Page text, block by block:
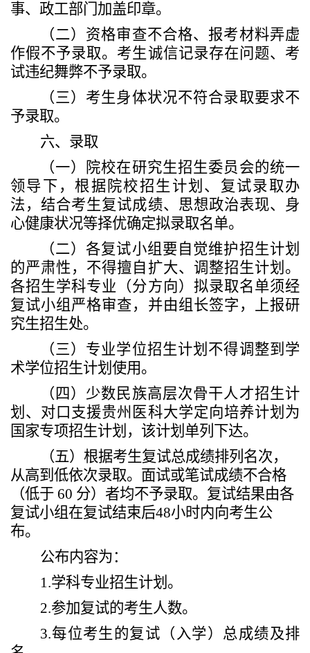
事、政工部门加盖印章。
（二） 资格审查不合格、报考材料弄虚
作假不予录取。考生诚信记录存在问题、考
试违纪舞弊不予录取。
（三） 考生身体状况不符合录取要求不
予录取。
六、录取
（一）
院校在研究生招生委员会的统一
领导下，根据院校招生计划、复试录取办
法 ，结合考生复试成绩、思想政治表现、身
心健康状况等择优确定拟录取名单。
（二）各复试小组 要自觉维护招生计划
的严肃性，不得擅自扩大、调整招生计划。
各招生学科专业 （分方向） 拟录取名单须经
复试小组严格审查，并由组长签字，上报研
究生招生处。
（三） 专业学位招生计划不得调整到学
术学位招生计划使用。
（ 四 ） 少数民族高层次骨干人才招生计
划 、对口支援贵州医科大学定向培养计划 为
国家专项招生计划，该计划单列下达。
（五） 根据考生复试总成绩排列名次，
从高到低依次录取。 面试或笔试成绩不合格
（低于 60 分）者均不予录取。复试结果由各
复试小组 在复试结束后48小时内向考生公
布。
公布内容为：
1.学科专业招生计划。
2.参加复试的考生人数。
3.每位考生的复试 （入学） 总成绩及排